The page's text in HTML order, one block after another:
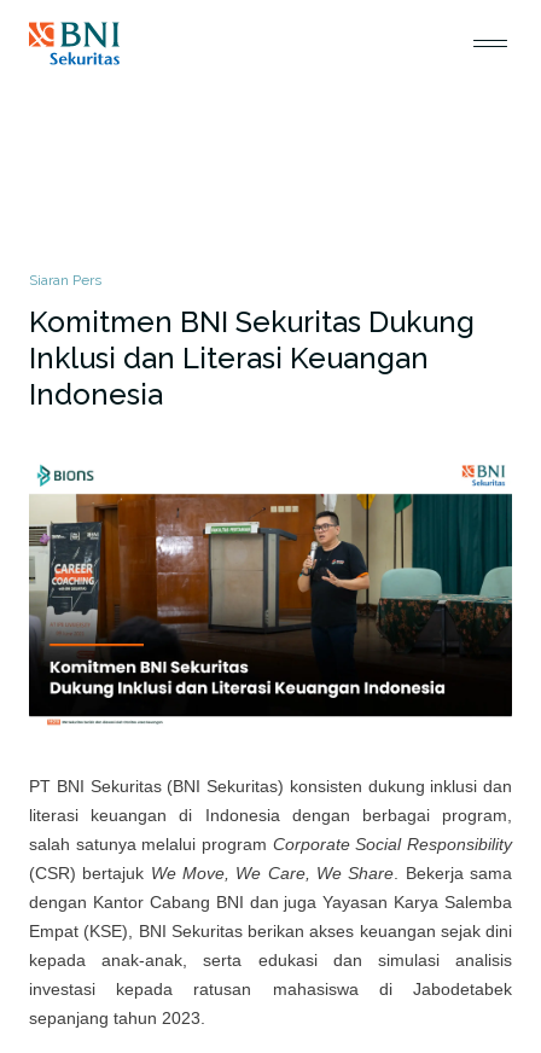
Siaran Pers
Komitmen BNI Sekuritas Dukung
Inklusi dan Literasi Keuangan
Indonesia
PT BNI Sekuritas (BNI Sekuritas) konsisten dukung inklusi dan
literasi keuangan di Indonesia dengan berbagai program,
salah satunya melalui program Corporate Social Responsibility
(CSR) bertajuk We Move, We Care, We Share . Bekerja sama
dengan Kantor Cabang BNI dan juga Yayasan Karya Salemba
Empat (KSE), BNI Sekuritas berikan akses keuangan sejak dini
kepada anak-anak, serta edukasi dan simulasi analisis
investasi kepada ratusan mahasiswa di Jabodetabek
sepanjang tahun 2023.